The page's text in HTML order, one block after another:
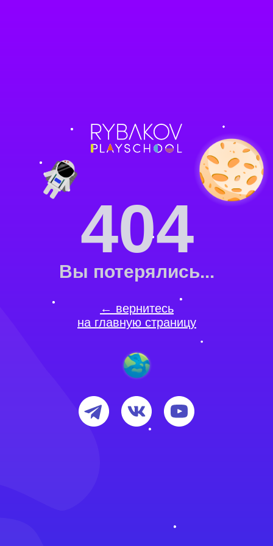
404
Вы потерялись...
← вернитесь
на главную страницу